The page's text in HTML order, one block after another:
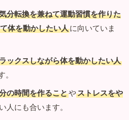
分転換を兼ねて運動習慣を作りた
体を動かしたい人に向いていま
ックスしながら体を動かしたい人
の時間を作ることやストレスをや
人にも合います。